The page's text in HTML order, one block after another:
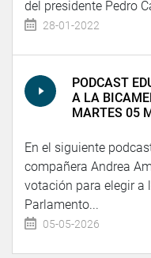
del presidente Pedro
28-01-2022
PODCAST
A LA
MARTES 05
En el siguiente
compañera Andrea
votación para elegir a
Parlamento...
05-05-2026